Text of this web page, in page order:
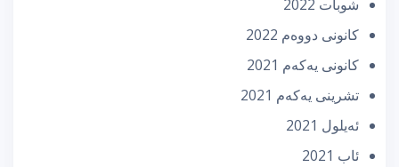
شوبات 2022
كانونی دووه‌م 2022
كانونی یه‌كه‌م 2021
تشرینی یه‌كه‌م 2021
ئه‌یلول 2021
ئاب 2021